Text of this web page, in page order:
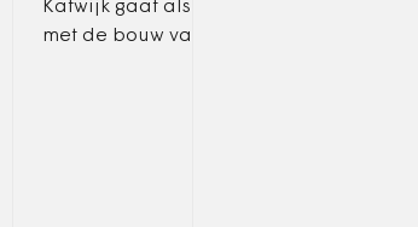
Katwijk gaat alsnog akkoord
met de bouw van minstens